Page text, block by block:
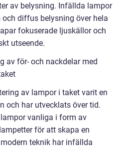
av belysning. Infällda lampor
diffus belysning över hela
fokuserade ljuskällor och
utseende.
av för- och nackdelar med
av lampor i taket varit en
och har utvecklats över tid.
vanliga i form av
för att skapa en
teknik har infällda